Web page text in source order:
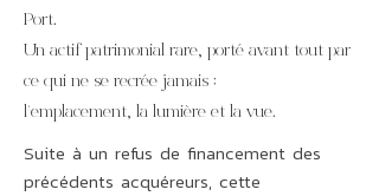
Port.
Un actif patrimonial rare, porté avant tout par
ce qui ne se recrée jamais :
l’emplacement, la lumière et la vue.
Suite à un refus de financement des
précédents acquéreurs, cette